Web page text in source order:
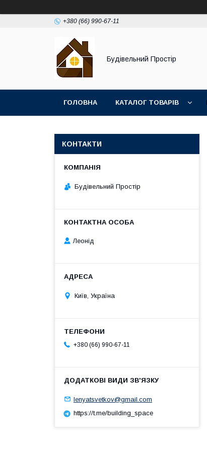
+380 (66) 990-67-11
Будівельний Простір
ГОЛОВНА КАТАЛОГ ТОВАРІВ
КОНТАКТИ
Будівельний Простір
Леонід
Київ, Україна
+380 (66) 990-67-11
lenyatsvetkov@gmail.com
https://t.me/building_space